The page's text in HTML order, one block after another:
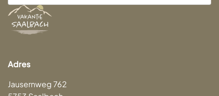
Adres
Jausernweg 762